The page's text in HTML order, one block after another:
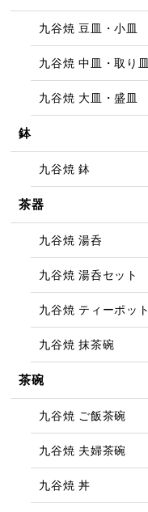
九谷焼 豆皿・小皿
九谷焼 中皿・取り皿
九谷焼 大皿・盛皿
鉢
九谷焼 鉢
茶器
九谷焼 湯呑
九谷焼 湯呑セット
九谷焼 ティーポット
九谷焼 抹茶碗
茶碗
九谷焼 ご飯茶碗
九谷焼 夫婦茶碗
九谷焼 丼